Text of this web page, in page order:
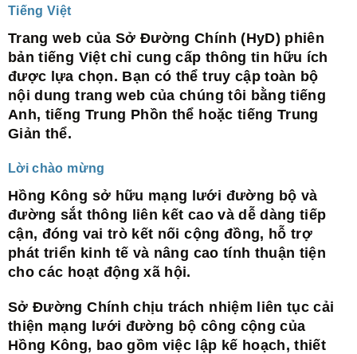
Tiếng Việt
Trang web của Sở Đường Chính (HyD) phiên
bản tiếng Việt chỉ cung cấp thông tin hữu ích
được lựa chọn. Bạn có thể truy cập toàn bộ
nội dung trang web của chúng tôi bằng tiếng
Anh, tiếng Trung Phồn thể hoặc tiếng Trung
Giản thể.
Lời chào mừng
Hồng Kông sở hữu mạng lưới đường bộ và
đường sắt thông liên kết cao và dễ dàng tiếp
cận, đóng vai trò kết nối cộng đồng, hỗ trợ
phát triển kinh tế và nâng cao tính thuận tiện
cho các hoạt động xã hội.
Sở Đường Chính chịu trách nhiệm liên tục cải
thiện mạng lưới đường bộ công cộng của
Hồng Kông, bao gồm việc lập kế hoạch, thiết